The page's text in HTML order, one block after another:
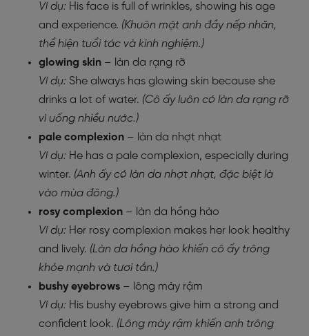
Ví dụ: His face is full of wrinkles, showing his age
and experience. (Khuôn mặt anh đầy nếp nhăn,
thể hiện tuổi tác và kinh nghiệm.)
glowing skin – làn da rạng rỡ
Ví dụ: She always has glowing skin because she
drinks a lot of water. (Cô ấy luôn có làn da rạng rỡ
vì uống nhiều nước.)
pale complexion – làn da nhợt nhạt
Ví dụ: He has a pale complexion, especially during
winter. (Anh ấy có làn da nhợt nhạt, đặc biệt là
vào mùa đông.)
rosy complexion – làn da hồng hào
Ví dụ: Her rosy complexion makes her look healthy
and lively. (Làn da hồng hào khiến cô ấy trông
khỏe mạnh và tươi tắn.)
bushy eyebrows – lông mày rậm
Ví dụ: His bushy eyebrows give him a strong and
confident look. (Lông mày rậm khiến anh trông